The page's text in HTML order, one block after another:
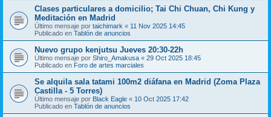
Clases particulares a domicilio; Tai Chi Chuan, Chi Kung y
Meditación en Madrid
Último mensaje por taichimark « 11 Nov 2025 14:45
Publicado en Tablón de anuncios
Nuevo grupo kenjutsu Jueves 20:30-22h
Último mensaje por Shiro_Amakusa « 29 Oct 2025 18:45
Publicado en Foro de artes marciales
Se alquila sala tatami 100m2 diáfana en Madrid (Zoma Plaza
Castilla - 5 Torres)
Último mensaje por Black Eagle « 10 Oct 2025 17:42
Publicado en Tablón de anuncios